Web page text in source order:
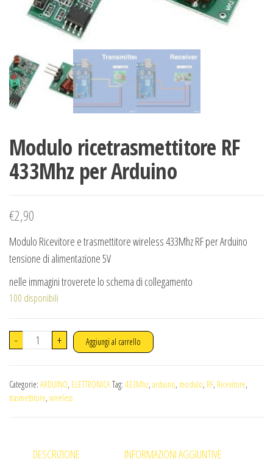
Modulo ricetrasmettitore RF
433Mhz per Arduino
€2,90
Modulo Ricevitore e trasmettitore wireless 433Mhz RF per Arduino
tensione di alimentazione 5V
nelle immagini troverete lo schema di collegamento
100 disponibili
- + Aggiungi al carrello
Categorie: ARDUINO, ELETTRONICATag: 433Mhz, arduino, modulo, RF, Ricevitore,
trasmettitore, wireless
DESCRIZIONE INFORMAZIONI AGGIUNTIVE